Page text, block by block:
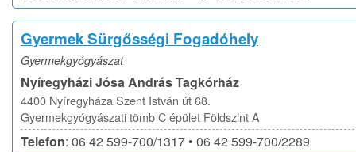
Gyermek Sürgősségi Fogadóhely
Gyermekgyógyászat
Nyíregyházi Jósa András Tagkórház
4400 Nyíregyháza Szent István út 68.
Gyermekgyógyászati tömb C épület Földszint A
Telefon: 06 42 599-700/1317 • 06 42 599-700/2289